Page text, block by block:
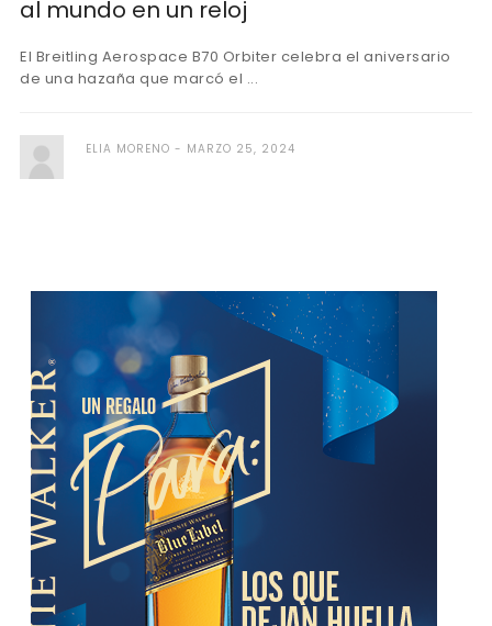
al mundo en un reloj
El Breitling Aerospace B70 Orbiter celebra el aniversario
de una hazaña que marcó el ...
ELIA MORENO MARZO 25, 2024